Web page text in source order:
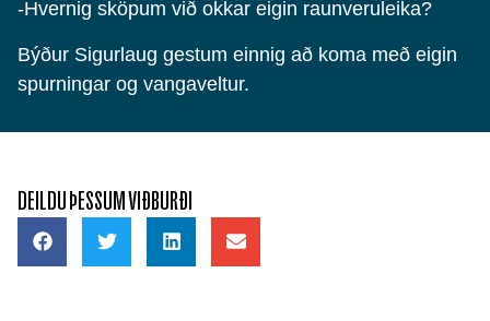
-Hvernig sköpum við okkar eigin raunveruleika?
Býður Sigurlaug gestum einnig að koma með eigin
spurningar og vangaveltur.
DEILDU ÞESSUM VIÐBURÐI